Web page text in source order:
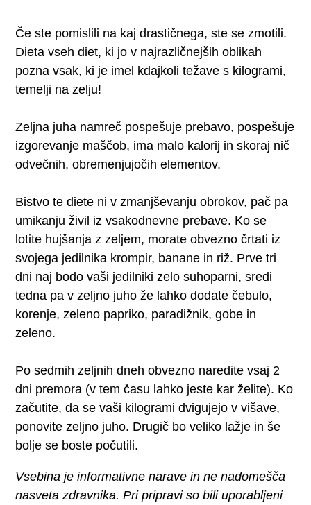
Če ste pomislili na kaj drastičnega, ste se zmotili.
Dieta vseh diet, ki jo v najrazličnejših oblikah
pozna vsak, ki je imel kdajkoli težave s kilogrami,
temelji na zelju!
Zeljna juha namreč pospešuje prebavo, pospešuje
izgorevanje maščob, ima malo kalorij in skoraj nič
odvečnih, obremenjujočih elementov.
Bistvo te diete ni v zmanjševanju obrokov, pač pa
umikanju živil iz vsakodnevne prebave. Ko se
lotite hujšanja z zeljem, morate obvezno črtati iz
svojega jedilnika krompir, banane in riž. Prve tri
dni naj bodo vaši jedilniki zelo suhoparni, sredi
tedna pa v zeljno juho že lahko dodate čebulo,
korenje, zeleno papriko, paradižnik, gobe in
zeleno.
Po sedmih zeljnih dneh obvezno naredite vsaj 2
dni premora (v tem času lahko jeste kar želite). Ko
začutite, da se vaši kilogrami dvigujejo v višave,
ponovite zeljno juho. Drugič bo veliko lažje in še
bolje se boste počutili.
Vsebina je informativne narave in ne nadomešča
nasveta zdravnika. Pri pripravi so bili uporabljeni